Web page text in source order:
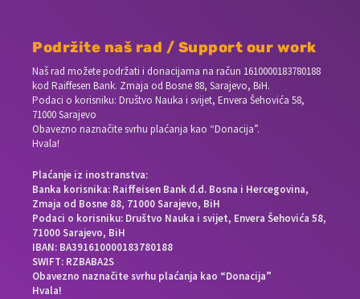
Podržite naš rad / Support our work
Naš rad možete podržati i donacijama na račun 1610000183780188
kod Raiffesen Bank. Zmaja od Bosne 88, Sarajevo, BiH.
Podaci o korisniku: Društvo Nauka i svijet, Envera Šehovića 58,
71000 Sarajevo
Obavezno naznačite svrhu plaćanja kao “Donacija”.
Hvala!
Plaćanje iz inostranstva:
Banka korisnika: Raiffeisen Bank d.d. Bosna i Hercegovina,
Zmaja od Bosne 88, 71000 Sarajevo, BiH
Podaci o korisniku: Društvo Nauka i svijet, Envera Šehovića 58,
71000 Sarajevo, BiH
IBAN: BA391610000183780188
SWIFT: RZBABA2S
Obavezno naznačite svrhu plaćanja kao “Donacija”
Hvala!